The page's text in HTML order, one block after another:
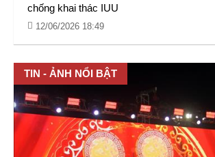
chống khai thác IUU
12/06/2026 18:49
TIN - ẢNH NỔI BẬT